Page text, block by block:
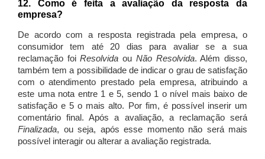
12. Como é feita a avaliação da resposta da
empresa?
De acordo com a resposta registrada pela empresa, o
consumidor tem até 20 dias para avaliar se a sua
reclamação foiResolvida ou Não Resolvida. Além disso,
também tem a possibilidade de indicar o grau de satisfação
com o atendimento prestado pela empresa, atribuindo a
este uma nota entre 1 e 5, sendo 1 o nível mais baixo de
satisfação e 5 o mais alto. Por fim, é possível inserir um
comentário final. Após a avaliação, a reclamação será
Finalizada, ou seja, após esse momento não será mais
possível interagir ou alterar a avaliação registrada.